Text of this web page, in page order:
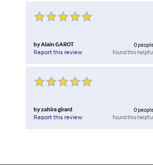
byAlain GAROT
Report this review
0
found this helpful
byzahira girard
Report this review
0
found this helpful